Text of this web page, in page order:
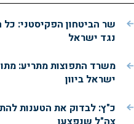
שר הביטחון הפקיסטני:
נגד ישראל
משרד התפוצות מתריע:
ישראל ביוון
כ"ץ: לבדוק את הטענות